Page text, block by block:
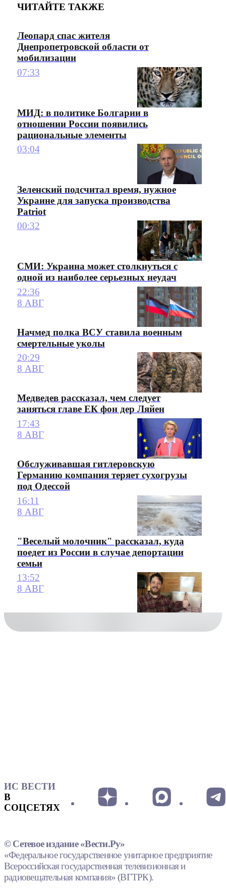
ЧИТАЙТЕ ТАКЖЕ
Леопард спас жителя
Днепропетровской области от
мобилизации
07:33
МИД: в политике Болгарии в
отношении России появились
рациональные элементы
03:04
Зеленский подсчитал время, нужное
Украине для запуска производства
Patriot
00:32
СМИ: Украина может столкнуться с
одной из наиболее серьезных неудач
22:36
8 АВГ
Начмед полка ВСУ ставила военным
смертельные уколы
20:29
8 АВГ
Медведев рассказал, чем следует
заняться главе ЕК фон дер Ляйен
17:43
8 АВГ
Обслуживавшая гитлеровскую
Германию компания теряет сухогрузы
под Одессой
16:11
8 АВГ
"Веселый молочник" рассказал, куда
поедет из России в случае депортации
семьи
13:52
8 АВГ
ИС ВЕСТИ
В
СОЦСЕТЯХ
© Сетевое издание «Вести.Ру»
«Федеральное государственное унитарное предприятие
Всероссийская государственная телевизионная и
радиовещательная компания» (ВГТРК).